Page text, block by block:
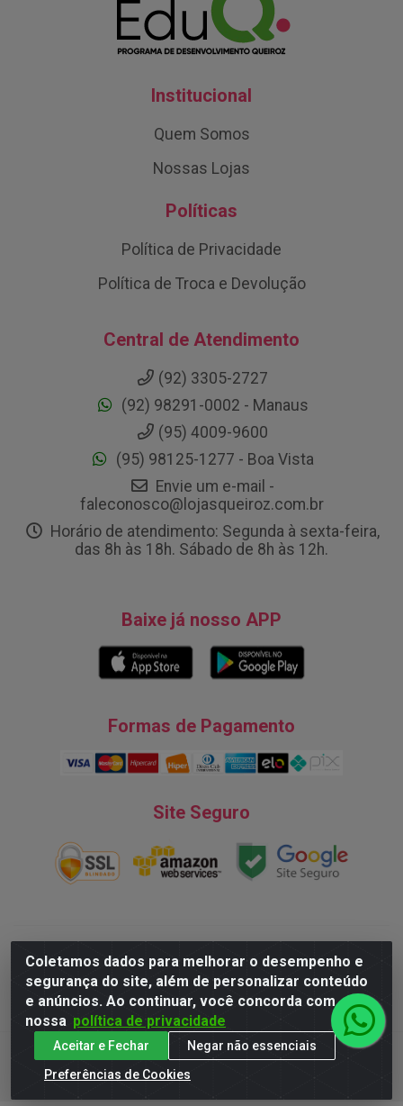
Coletamos dados para melhorar o desempenho e
segurança do site, além de personalizar conteúdo
e anúncios. Ao continuar, você concorda com
nossa política de privacidade
Aceitar e Fechar
Negar não essenciais
Preferências de Cookies
Institucional
Quem Somos
Nossas Lojas
Políticas
Política de Privacidade
Política de Troca e Devolução
Central de Atendimento
(92) 3305-2727
(92) 98291-0002 - Manaus
(95) 4009-9600
(95) 98125-1277 - Boa Vista
Envie um e-mail -
faleconosco@lojasqueiroz.com.br
Horário de atendimento: Segunda à sexta-feira,
das 8h às 18h. Sábado de 8h às 12h.
Baixe já nosso APP
Formas de Pagamento
Site Seguro
Natureza Comércio de Descartáveis LTDA - Endereço: Av. do
Turismo, 28, Tarumã - CNPJ:08.038.545/0001-07 © 2016
Todos dos direitos reservados.